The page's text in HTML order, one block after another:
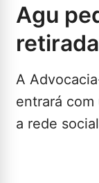
agu pedirá na justiça a
A
entrará com
a rede